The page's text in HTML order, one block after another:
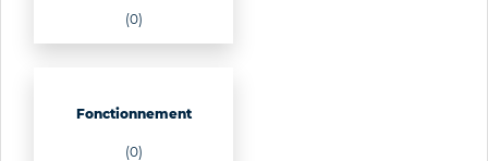
(0)
Fonctionnement
(0)